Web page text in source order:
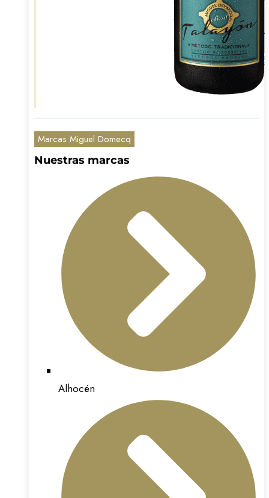
Marcas Miguel Domecq
Nuestras marcas
Alhocén